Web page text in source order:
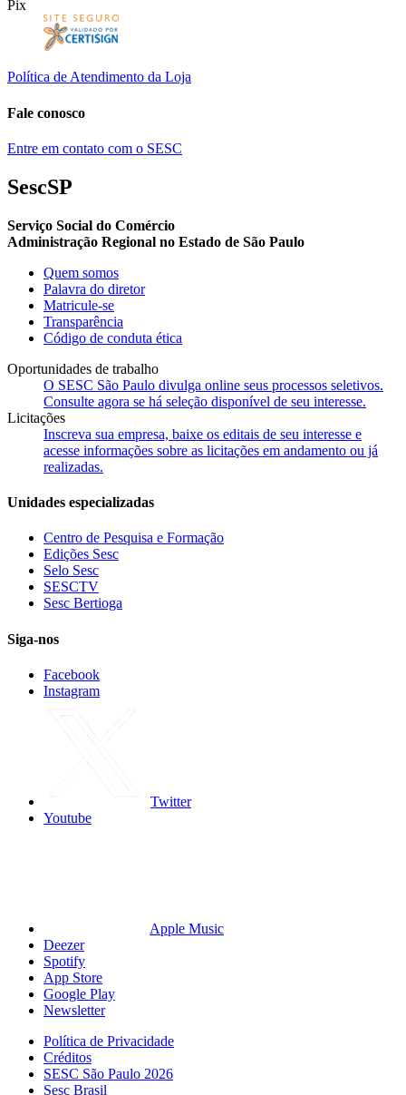
Pix
Política de Atendimento da Loja
Fale conosco
Entre em contato com o SESC
SescSP
Serviço Social do Comércio
Administração Regional no Estado de São Paulo
Quem somos
Palavra do diretor
Matricule-se
Transparência
Código de conduta ética
Oportunidades de trabalho
O SESC São Paulo divulga online seus processos seletivos.
Consulte agora se há seleção disponível de seu interesse.
Licitações
Inscreva sua empresa, baixe os editais de seu interesse e
acesse informações sobre as licitações em andamento ou já
realizadas.
Unidades especializadas
Centro de Pesquisa e Formação
Edições Sesc
Selo Sesc
SESCTV
Sesc Bertioga
Siga-nos
Facebook
Instagram
Twitter
Youtube
Apple Music
Deezer
Spotify
App Store
Google Play
Newsletter
Política de Privacidade
Créditos
SESC São Paulo 2026
Sesc Brasil